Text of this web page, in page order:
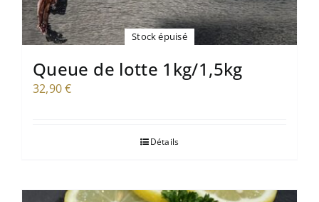
Stock épuisé
Queue de lotte 1kg/1,5kg
32,90€
Détails